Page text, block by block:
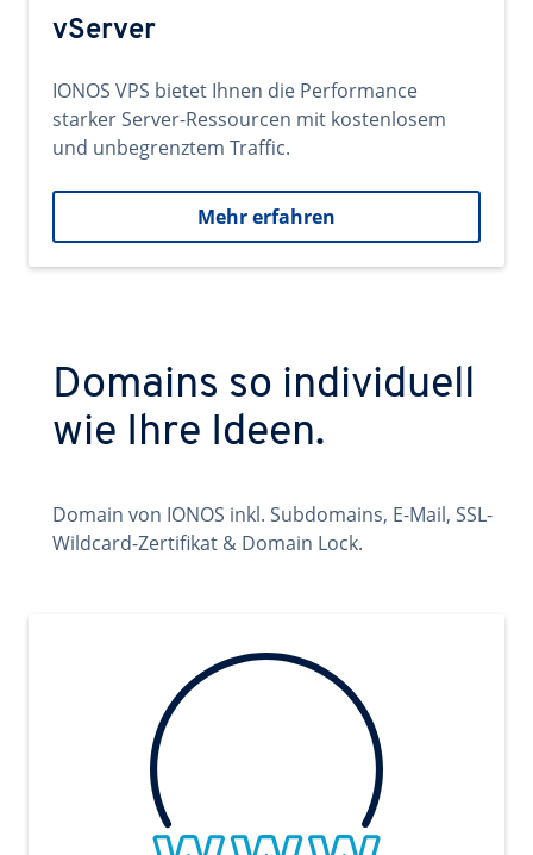
vServer
IONOS VPS bietet Ihnen die Performance
starker Server-Ressourcen mit kostenlosem
und unbegrenztem Traffic.
Mehr erfahren
Domains so individuell
wie Ihre Ideen.
Domain von IONOS inkl. Subdomains, E-Mail, SSL-
Wildcard-Zertifikat & Domain Lock.